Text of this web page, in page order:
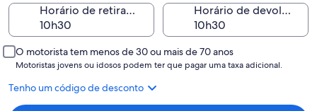
Horário de retirada
Horário de devolução
O motorista tem menos de 30 ou mais de 70 anos
Motoristas jovens ou idosos podem ter que pagar uma taxa adicional.
Tenho um código de desconto